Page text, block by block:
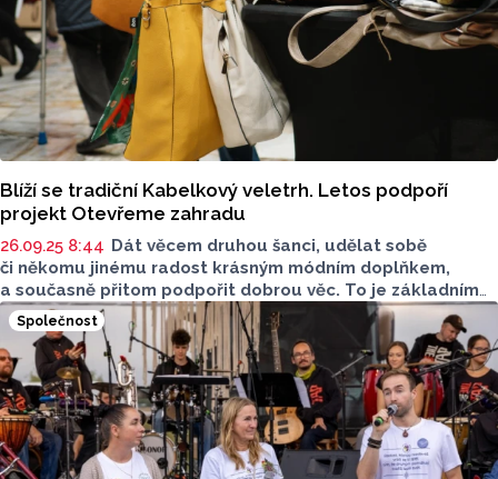
Blíží se tradiční Kabelkový veletrh. Letos podpoří
projekt Otevřeme zahradu
26.09.25 8:44 Dát věcem druhou šanci, udělat sobě
či někomu jinému radost krásným módním doplňkem,
a současně přitom podpořit dobrou věc. To je základním
motivem populárního Kabelkového veletrhu, který
navazuje na tradici dobročinných veletrhů pořádaných pro
olomoucký spolek Dobré místo pro život. Organizaci
i letos zaštiťuje Nadace Heleny Morávkové. Rekordní
výtěžek z minulého roku pomohl rodinám postiženým
povodněmi na Jesenicku. Letos veletrh podpoříprojekt
Otevřeme zahradu, který má za cíl obnovu zahrady
Hospice na sv. Kopečku u Olomouce.
Společnost